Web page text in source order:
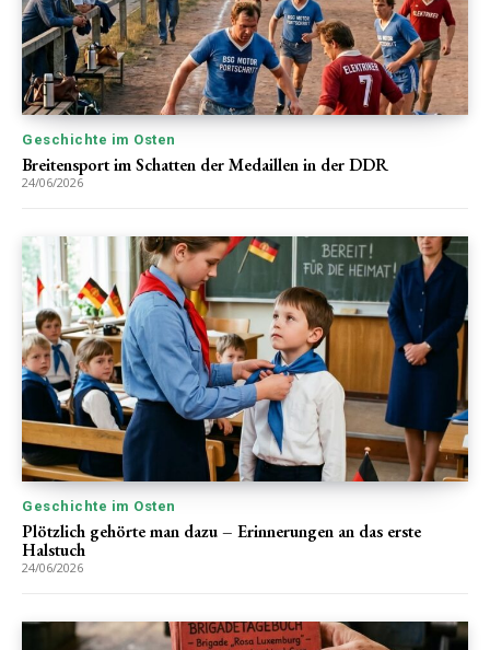
Geschichte im Osten
Breitensport im Schatten der Medaillen in der DDR
24/06/2026
Geschichte im Osten
Plötzlich gehörte man dazu – Erinnerungen an das erste
Halstuch
24/06/2026